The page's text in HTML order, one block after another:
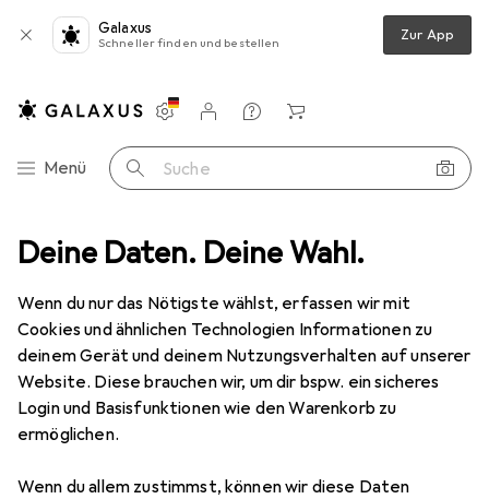
Deine Daten. Deine Wahl.
Wenn du nur das Nötigste wählst, erfassen wir mit
Cookies und ähnlichen Technologien Informationen zu
deinem Gerät und deinem Nutzungsverhalten auf unserer
Website. Diese brauchen wir, um dir bspw. ein sicheres
Login und Basisfunktionen wie den Warenkorb zu
ermöglichen.
Wenn du allem zustimmst, können wir diese Daten
Galaxus
Schneller finden und bestellen Zur App
Navigation nach Kategorien
Menü Suche
Einstellungen
Kundenkonto
Vergleichslisten
Merklisten
Warenkorb
Kochgeschirr Kochbesteck Zeller Present Pfannenwender
2 Bilder
MENGENRABATT
Zeller PresentPfannenwender
EUR
11,25